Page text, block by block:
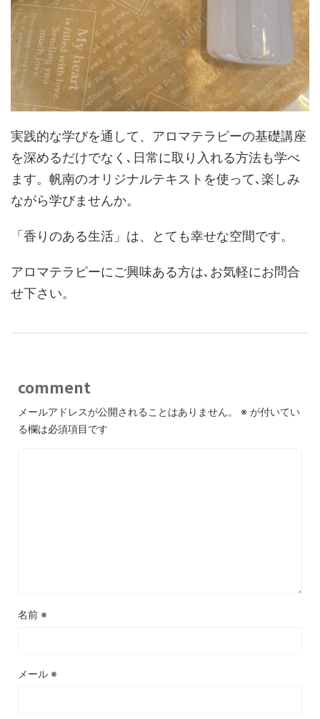
実践的な学びを通して、アロマテラピーの基礎講座
を深めるだけでなく､日常に取り入れる方法も学べ
ます。帆南のオリジナルテキストを使って､楽しみ
ながら学びませんか。
「香りのある生活」は、とても幸せな空間です。
アロマテラピーにご興味ある方は､お気軽にお問合
せ下さい。
comment
メールアドレスが公開されることはありません。 ※ が付いてい
る欄は必須項目です
名前 ※
メール ※